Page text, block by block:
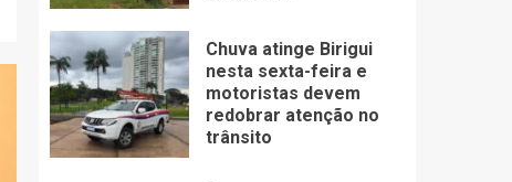
Chuva atinge Birigui
nesta sexta-feira e
motoristas devem
redobrar atenção no
trânsito